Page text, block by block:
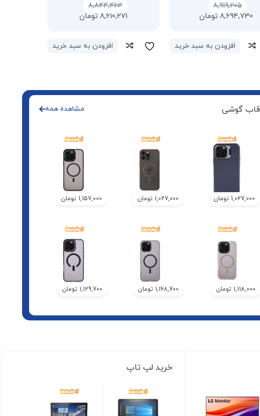
8,844,463
8,610,271تومان
افزودن به سبد خرید
9,217,923
8,501,896
قاب گوشی مشاهده همه
1,027,000 تومان 1,027,000 تومان 1,157,000 تومان
1,118,000 تومان 1,168,700 تومان 1,129,700 تومان
خرید لپ تاپ